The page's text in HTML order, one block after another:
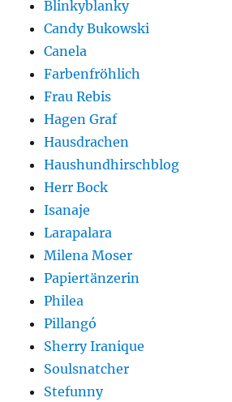
Blinkyblanky
Candy Bukowski
Canela
Farbenfröhlich
Frau Rebis
Hagen Graf
Hausdrachen
Haushundhirschblog
Herr Bock
Isanaje
Larapalara
Milena Moser
Papiertänzerin
Philea
Pillangó
Sherry Iranique
Soulsnatcher
Stefunny